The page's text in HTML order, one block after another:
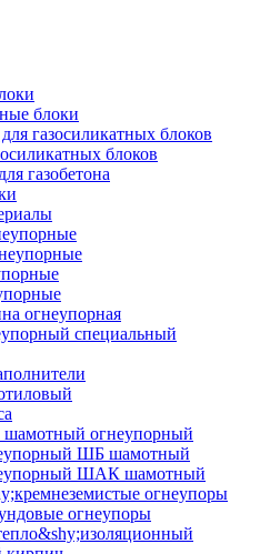
блоки
газосиликатных блоков
блоков
газобетона
огнеупорная
специальный
огнеупорный
ШБ шамотный
ШАК шамотный
огнеупоры
огнеупоры